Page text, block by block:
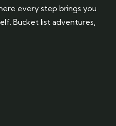
every step brings you
Bucket list adventures,